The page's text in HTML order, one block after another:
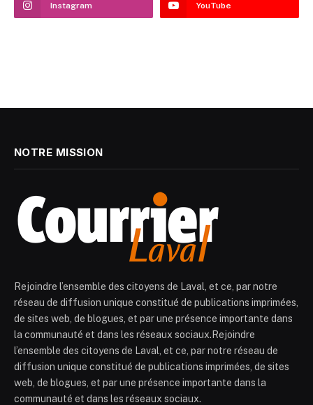
Instagram YouTube
NOTRE MISSION
Rejoindre l’ensemble des citoyens de Laval, et ce, par notre
réseau de diffusion unique constitué de publications imprimées,
de sites web, de blogues, et par une présence importante dans
la communauté et dans les réseaux sociaux.Rejoindre
l’ensemble des citoyens de Laval, et ce, par notre réseau de
diffusion unique constitué de publications imprimées, de sites
web, de blogues, et par une présence importante dans la
communauté et dans les réseaux sociaux.